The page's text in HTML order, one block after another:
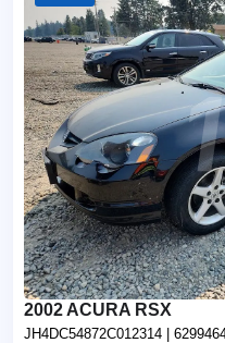
2002 ACURA RSX
JH4DC54872C012314 |